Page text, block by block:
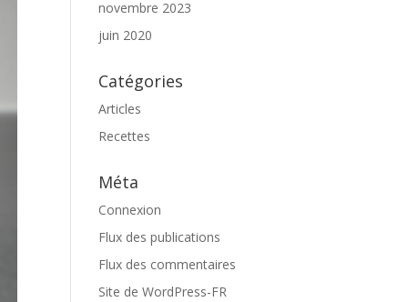
novembre 2023
juin 2020
Catégories
Articles
Recettes
Méta
Connexion
Flux des publications
Flux des commentaires
Site de WordPress-FR